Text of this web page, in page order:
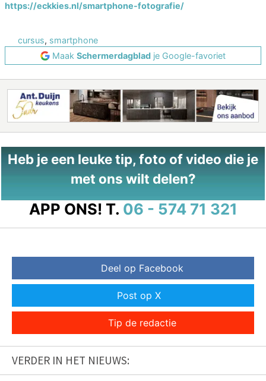
https://eckkies.nl/smartphone-fotografie/
cursus, smartphone
Maak Schermerdagblad je Google-favoriet
Heb je een leuke tip, foto of video die je
met ons wilt delen?
APP ONS! T. 06 - 574 71 321
Deel op Facebook
Post op X
Tip de redactie
VERDER IN HET NIEUWS: